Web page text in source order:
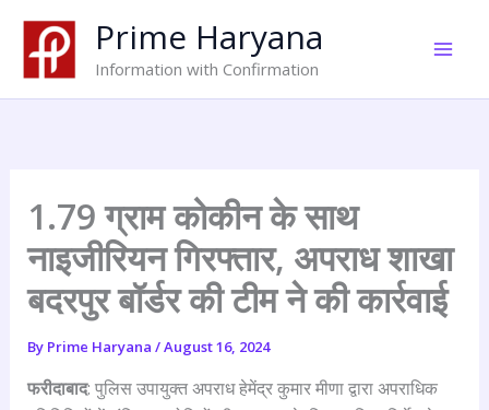
content
Prime Haryana
Information with Confirmation
1.79 ग्राम कोकीन के साथ
नाइजीरियन गिरफ्तार, अपराध शाखा
बदरपुर बॉर्डर की टीम ने की कार्रवाई
By Prime Haryana /August 16, 2024
फरीदाबाद: पुलिस उपायुक्त अपराध हेमेंद्र कुमार मीणा द्वारा अपराधिक